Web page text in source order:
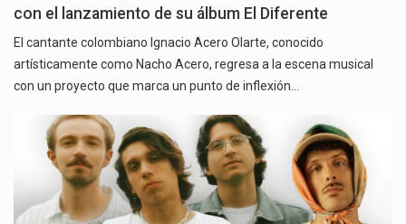
con el lanzamiento de su álbum El Diferente
El cantante colombiano Ignacio Acero Olarte, conocido
artísticamente como Nacho Acero, regresa a la escena musical
con un proyecto que marca un punto de inflexión…